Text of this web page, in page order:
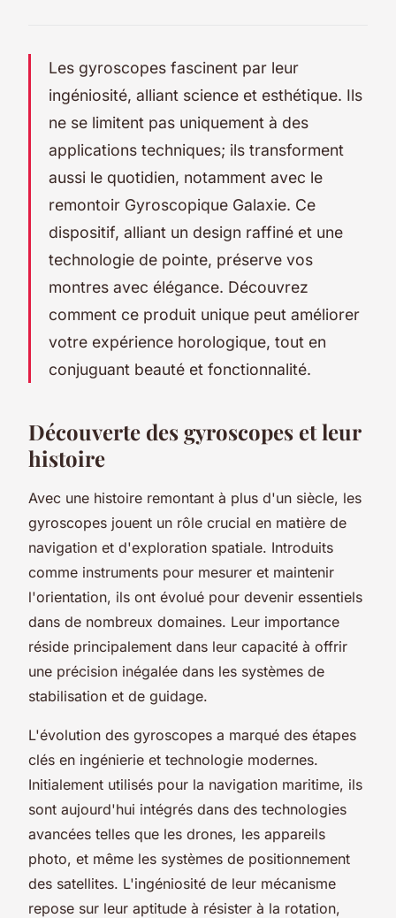
Les gyroscopes fascinent par leur
ingéniosité, alliant science et esthétique. Ils
ne se limitent pas uniquement à des
applications techniques; ils transforment
aussi le quotidien, notamment avec le
remontoir Gyroscopique Galaxie. Ce
dispositif, alliant un design raffiné et une
technologie de pointe, préserve vos
montres avec élégance. Découvrez
comment ce produit unique peut améliorer
votre expérience horologique, tout en
conjuguant beauté et fonctionnalité.
Découverte des gyroscopes et leur
histoire
Avec une histoire remontant à plus d'un siècle, les
gyroscopes jouent un rôle crucial en matière de
navigation et d'exploration spatiale. Introduits
comme instruments pour mesurer et maintenir
l'orientation, ils ont évolué pour devenir essentiels
dans de nombreux domaines. Leur importance
réside principalement dans leur capacité à offrir
une précision inégalée dans les systèmes de
stabilisation et de guidage.
L'évolution des gyroscopes a marqué des étapes
clés en ingénierie et technologie modernes.
Initialement utilisés pour la navigation maritime, ils
sont aujourd'hui intégrés dans des technologies
avancées telles que les drones, les appareils
photo, et même les systèmes de positionnement
des satellites. L'ingéniosité de leur mécanisme
repose sur leur aptitude à résister à la rotation,